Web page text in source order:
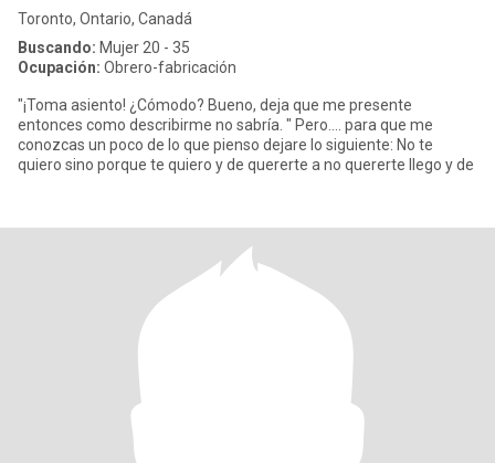
Toronto, Ontario, Canadá
Buscando: Mujer 20 - 35
Ocupación: Obrero-fabricación
"¡Toma asiento! ¿Cómodo? Bueno, deja que me presente
entonces como describirme no sabría. " Pero.... para que me
conozcas un poco de lo que pienso dejare lo siguiente: No te
quiero sino porque te quiero y de quererte a no quererte llego y de